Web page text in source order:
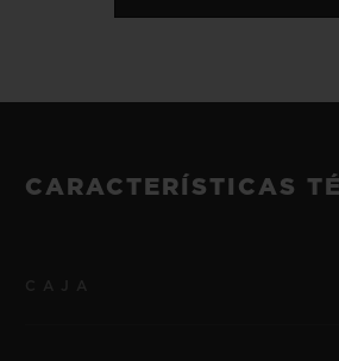
CARACTERÍSTICAS